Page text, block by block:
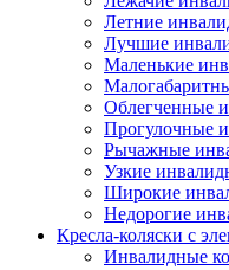
Летние
Лучшие
Маленькие
Облегченные
Прогулочные
Рычажные
Узкие
Широкие
Недорогие
Кресла-коляски с
Инвалидные